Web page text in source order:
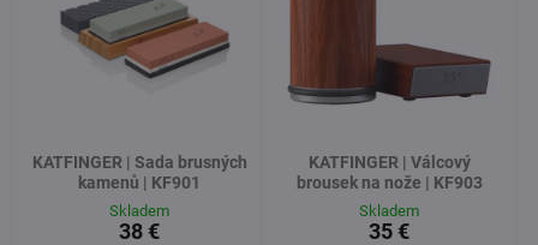
KATFINGER | Sada brusných
kamenů | KF901
Skladem
38 €
KATFINGER | Válcový
brousek na nože | KF903
Skladem
35 €